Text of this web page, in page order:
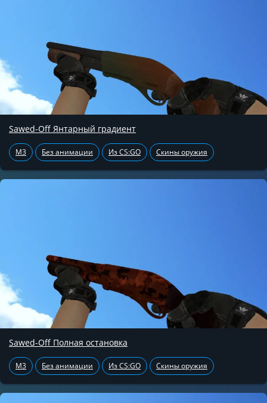
Sawed-Off Янтарный градиент
M3 Без анимации Из CS:GO Скины оружия
Sawed-Off Полная остановка
M3 Без анимации Из CS:GO Скины оружия